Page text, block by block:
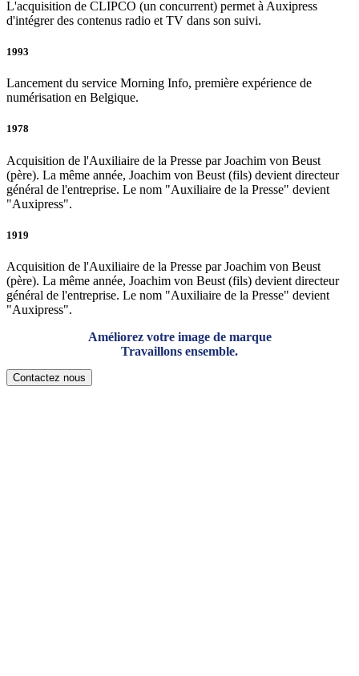
L'acquisition de CLIPCO (un concurrent) permet à Auxipress
d'intégrer des contenus radio et TV dans son suivi.
1993
Lancement du service Morning Info, première expérience de
numérisation en Belgique.
1978
Acquisition de l'Auxiliaire de la Presse par Joachim von Beust
(père). La même année, Joachim von Beust (fils) devient directeur
général de l'entreprise. Le nom "Auxiliaire de la Presse" devient
"Auxipress".
1919
Acquisition de l'Auxiliaire de la Presse par Joachim von Beust
(père). La même année, Joachim von Beust (fils) devient directeur
général de l'entreprise. Le nom "Auxiliaire de la Presse" devient
"Auxipress".
Améliorez votre image de marque
Travaillons ensemble.
Contactez nous